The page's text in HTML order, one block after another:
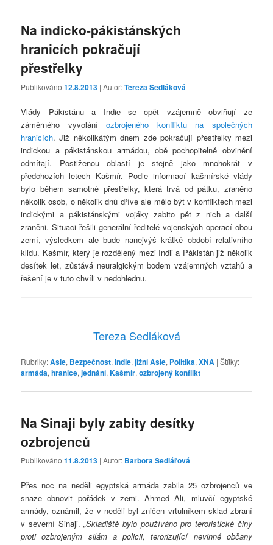
Na indicko-pákistánských
hranicích pokračují
přestřelky
Publikováno12.8.2013 | Autor:Tereza Sedláková
Vlády Pákistánu a Indie se opět vzájemně obviňují ze
záměrného vyvoláníozbrojeného konfliktu na společných
hranicích. Již několikátým dnem zde pokračují přestřelky mezi
indickou a pákistánskou armádou, obě pochopitelně obvinění
odmítají. Postiženou oblastí je stejně jako mnohokrát v
předchozích letech Kašmír. Podle informací kašmírské vlády
bylo během samotné přestřelky, která trvá od pátku, zraněno
několik osob, o několik dnů dříve ale mělo být v konfliktech mezi
indickými a pákistánskými vojáky zabito pět z nich a další
zraněni. Situaci řešili generální ředitelé vojenských operací obou
zemí, výsledkem ale bude nanejvýš krátké období relativního
klidu. Kašmír, který je rozdělený mezi Indii a Pákistán již několik
desítek let, zůstává neuralgickým bodem vzájemných vztahů a
řešení je v tuto chvíli v nedohlednu.
Tereza Sedláková
Rubriky:Asie, Bezpečnost,Indie,jižní Asie, Politika,XNA |Štítky:
armáda,hranice,jednání,Kašmír,ozbrojený konflikt
Na Sinaji byly zabity desítky
ozbrojenců
Publikováno11.8.2013 | Autor: Barbora Sedlářová
Přes noc na neděli egyptská armáda zabila 25 ozbrojenců ve
snaze obnovit pořádek v zemi. Ahmed Ali, mluvčí egyptské
armády, oznámil, že v neděli byl zničen vrtulníkem sklad zbraní
v severní Sinaji.„Skladiště bylo používáno pro teroristické činy
proti ozbrojeným silám a policii, terorizující nevinné občany